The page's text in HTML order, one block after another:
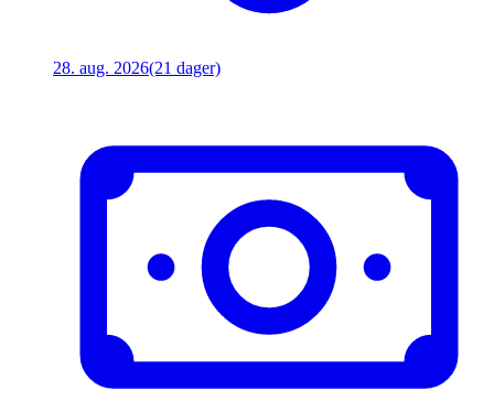
28. aug. 2026(21 dager)